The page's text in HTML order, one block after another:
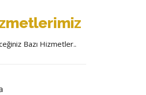
Bazı Hizmetler..